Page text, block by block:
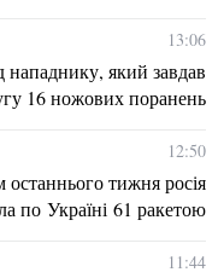
13:06
нападнику, який завдав
16 ножових поранень
12:50
тижня росія
по Україні 61 ракетою
11:44